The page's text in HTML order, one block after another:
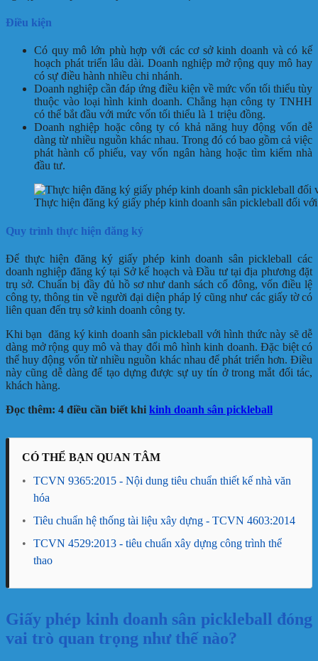
Điều kiện
Có quy mô lớn phù hợp với các cơ sở kinh doanh và có kế
hoạch phát triển lâu dài. Doanh nghiệp mở rộng quy mô hay
có sự điều hành nhiều chi nhánh.
Doanh nghiệp cần đáp ứng điều kiện về mức vốn tối thiểu tùy
thuộc vào loại hình kinh doanh. Chẳng hạn công ty TNHH
có thể bắt đầu với mức vốn tối thiểu là 1 triệu đồng.
Doanh nghiệp hoặc công ty có khả năng huy động vốn dễ
dàng từ nhiều nguồn khác nhau. Trong đó có bao gồm cả việc
phát hành cổ phiếu, vay vốn ngân hàng hoặc tìm kiếm nhà
đầu tư.
Thực hiện đăng ký giấy phép kinh doanh sân pickleball đối
Quy trình thực hiện đăng ký
Để thực hiện đăng ký giấy phép kinh doanh sân pickleball các
doanh nghiệp đăng ký tại Sở kế hoạch và Đầu tư tại địa phương đặt
trụ sở. Chuẩn bị đầy đủ hồ sơ như danh sách cổ đông, vốn điều lệ
công ty, thông tin về người đại diện pháp lý cũng như các giấy tờ có
liên quan đến trụ sở kinh doanh công ty.
Khi bạn đăng ký kinh doanh sân pickleball với hình thức này sẽ dễ
dàng mở rộng quy mô và thay đổi mô hình kinh doanh. Đặc biệt có
thể huy động vốn từ nhiều nguồn khác nhau để phát triển hơn. Điều
này cũng dễ dàng để tạo dựng được sự uy tín ở trong mắt đối tác,
khách hàng.
Đọc thêm: 4 điều cần biết khi kinh doanh sân pickleball
CÓ THỂ BẠN QUAN TÂM
•
TCVN 9365:2015 - Nội dung tiêu chuẩn thiết kế nhà văn
hóa
•
Tiêu chuẩn hệ thống tài liệu xây dựng - TCVN 4603:2014
•
TCVN 4529:2013 - tiêu chuẩn xây dựng công trình thể
thao
Giấy phép kinh doanh sân pickleball đóng
vai trò quan trọng như thế nào?